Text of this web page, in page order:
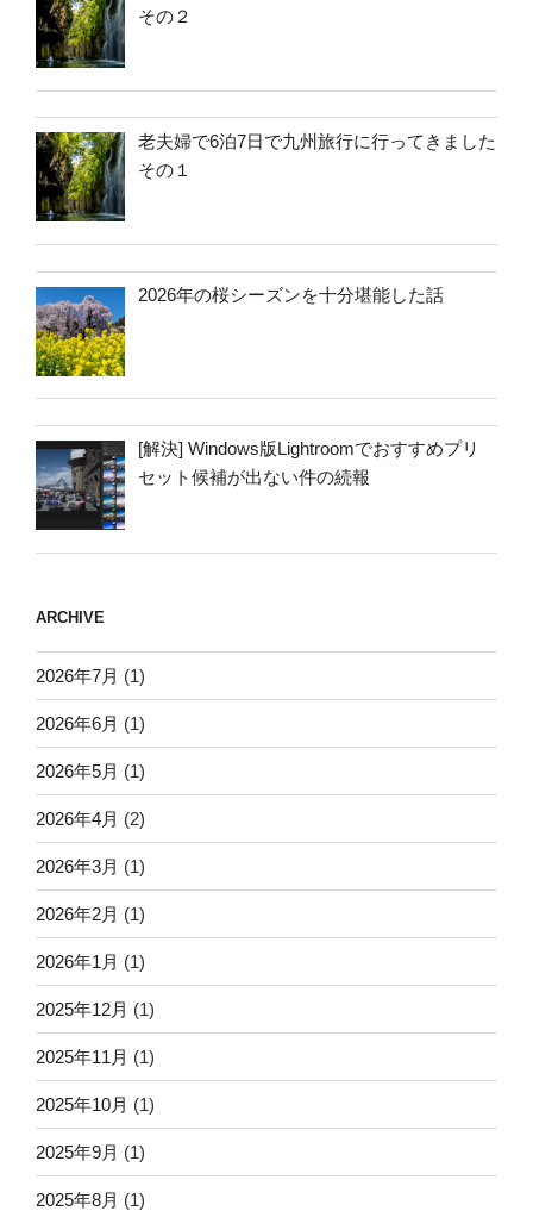
その２
老夫婦で6泊7日で九州旅行に行ってきました
その１
2026年の桜シーズンを十分堪能した話
[解決] Windows版Lightroomでおすすめプリ
セット候補が出ない件の続報
ARCHIVE
2026年7月 (1)
2026年6月 (1)
2026年5月 (1)
2026年4月 (2)
2026年3月 (1)
2026年2月 (1)
2026年1月 (1)
2025年12月 (1)
2025年11月 (1)
2025年10月 (1)
2025年9月 (1)
2025年8月 (1)